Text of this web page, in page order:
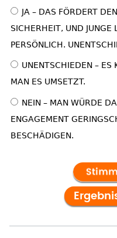
JA – DAS FÖRDERT
SICHERHEIT, UND JUNGE
PERSÖNLICH.
UNENTSCHIEDEN – ES
MAN ES UMSETZT.
NEIN – MAN WÜRDE
ENGAGEMENT
BESCHÄDIGEN.